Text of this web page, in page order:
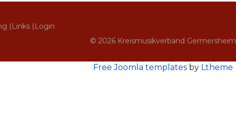
| Links | Login
© 2026 Kreismusikverband Germersheim
Free Joomla templates by Ltheme